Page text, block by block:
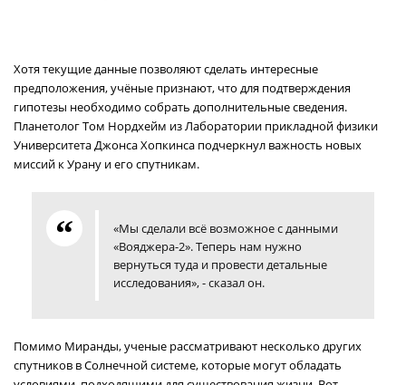
Хотя текущие данные позволяют сделать интересные
предположения, учёные признают, что для подтверждения
гипотезы необходимо собрать дополнительные сведения.
Планетолог Том Нордхейм из Лаборатории прикладной физики
Университета Джонса Хопкинса подчеркнул важность новых
миссий к Урану и его спутникам.
«Мы сделали всё возможное с данными
«Вояджера-2». Теперь нам нужно
вернуться туда и провести детальные
исследования», - сказал он.
Помимо Миранды, ученые рассматривают несколько других
спутников в Солнечной системе, которые могут обладать